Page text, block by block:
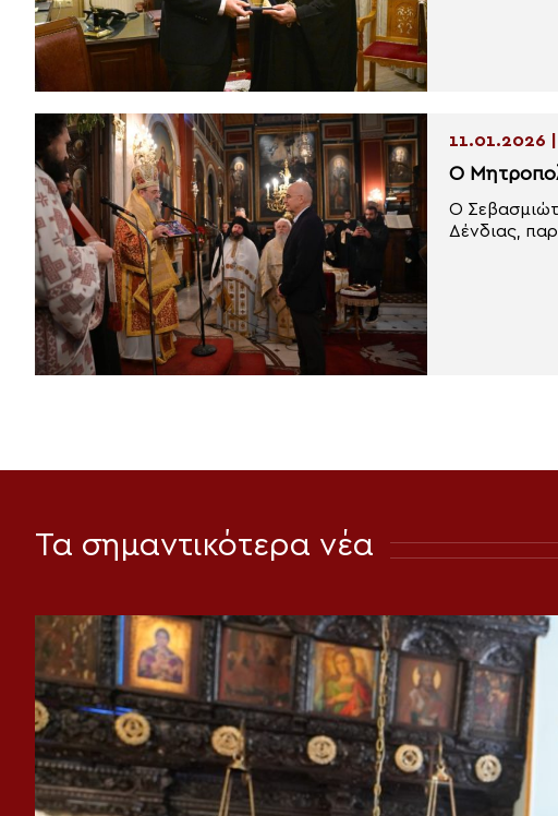
11.01.2026
Ο
O
Δένδιας,
Τα σημαντικότερα νέα